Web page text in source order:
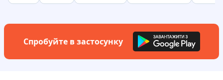
Спробуйте в застосунку